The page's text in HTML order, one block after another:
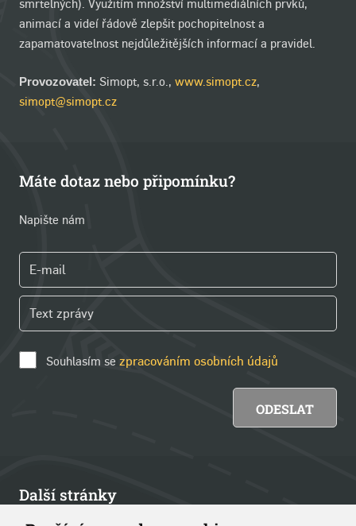
animací a videí řádově zlepšit pochopitelnost a
zapamatovatelnost nejdůležitějších informací a pravidel.
Provozovatel: Simopt, s.r.o., www.simopt.cz,
simopt@simopt.cz
Máte dotaz nebo připomínku?
Napište nám
Souhlasím se zpracováním osobních údajů
Další stránky